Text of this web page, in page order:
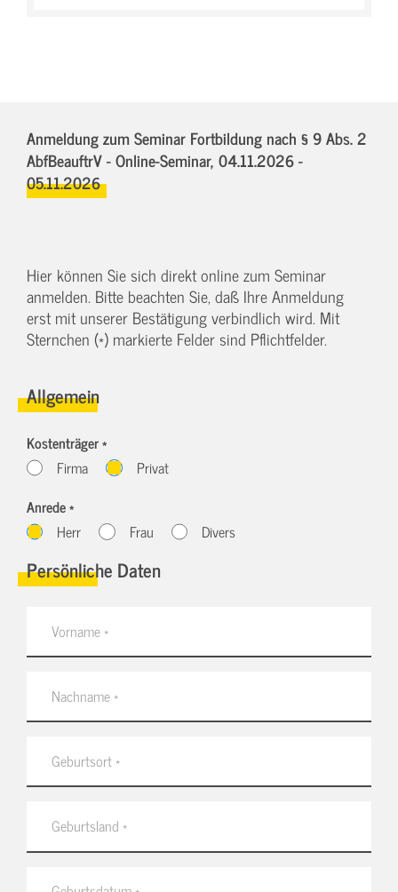
Anmeldung zum Seminar Fortbildung nach § 9 Abs. 2
AbfBeauftrV - Online-Seminar, 04.11.2026 -
05.11.2026
Hier können Sie sich direkt online zum Seminar
anmelden. Bitte beachten Sie, daß Ihre Anmeldung
erst mit unserer Bestätigung verbindlich wird. Mit
Sternchen (*) markierte Felder sind Pflichtfelder.
Allgemein
Kostenträger *
Firma
Privat
Anrede *
Herr
Frau Divers
Persönliche Daten